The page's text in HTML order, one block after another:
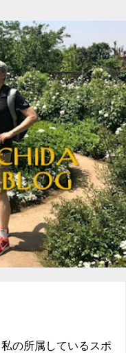
の所属しているスポ